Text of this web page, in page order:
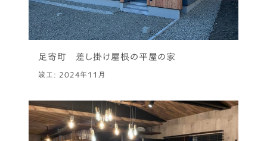
足寄町 差し掛け屋根の平屋の家
竣工: 2024年11月